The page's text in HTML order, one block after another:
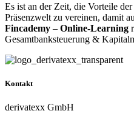
Es ist an der Zeit, die Vorteile der
Präsenzwelt zu vereinen, damit
Fincademy – Online-Learning
Gesamtbanksteuerung &
Kontakt
derivatexx GmbH